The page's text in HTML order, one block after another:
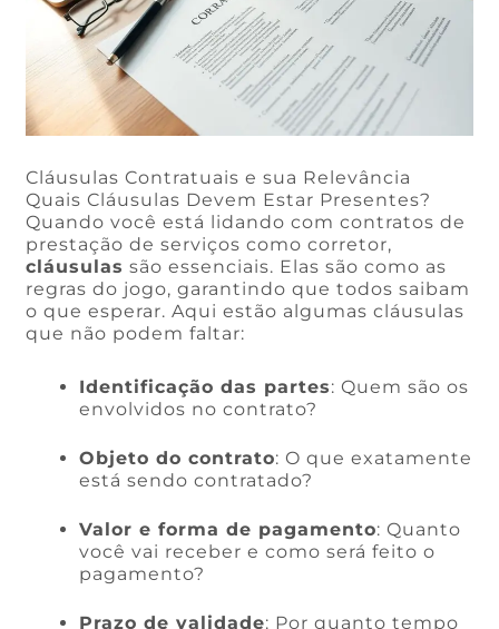
Cláusulas Contratuais e sua Relevância
Quais Cláusulas Devem Estar Presentes?
Quando você está lidando com contratos de
prestação de serviços como corretor,
cláusulas são essenciais. Elas são como as
regras do jogo, garantindo que todos saibam
o que esperar. Aqui estão algumas cláusulas
que não podem faltar:
Identificação das partes: Quem são os
envolvidos no contrato?
Objeto do contrato: O que exatamente
está sendo contratado?
Valor e forma de pagamento: Quanto
você vai receber e como será feito o
pagamento?
Prazo de validade: Por quanto tempo